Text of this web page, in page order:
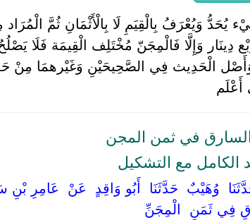
يُحَدُّ وَيُعْرَفُ بِالْقِيَمِ لَا بِالْأَثْمَانِ ثُمَّ
دِينَار وَإِلَّا فَالْمِجَنّ مُخْتَلِف الْقِيمَة فَلَا
الْحَدِيث فِي الصَّحِيحَيْنِ وَغَيْرهمَا مِنْ
في ثمن المجن
الكامل مع التشكيل
‏وُهَيْبٌ ‏ ‏حَدَّثَنَا ‏ ‏أَبُو وَاقِدٍ ‏ ‏عَنْ ‏ ‏عَامِرِ بْنِ
فِي ثَمَنِ ‏ ‏الْمِجَنِّ